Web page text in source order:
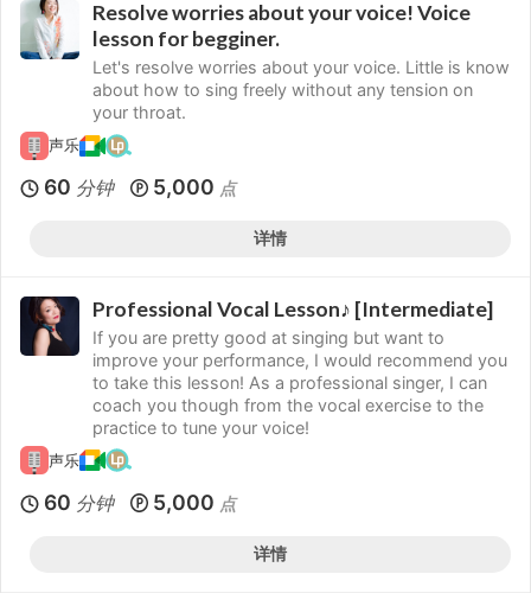
Resolve worries about your voice! Voice
lesson for begginer.
Let's resolve worries about your voice. Little is know
about how to sing freely without any tension on
your throat.
声乐
60 分钟 5,000 点
详情
Professional Vocal Lesson♪ [Intermediate]
If you are pretty good at singing but want to
improve your performance, I would recommend you
to take this lesson! As a professional singer, I can
coach you though from the vocal exercise to the
practice to tune your voice!
声乐
60 分钟 5,000 点
详情